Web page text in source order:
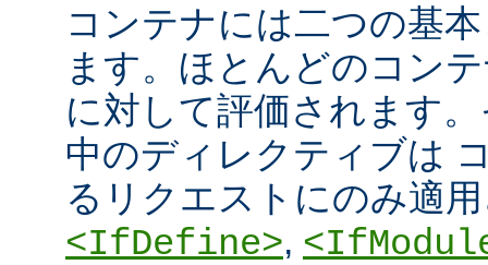
コンテナには二つの基
ます。ほとんどのコン
に対して評価されます
中のディレクティブは
るリクエストにのみ適
<IfDefine>,